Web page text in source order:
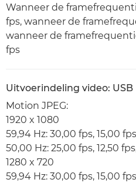
Wanneer de
fps, wanneer de
wanneer de
fps
Uitvoerindeling video: USB
Motion JPEG:
1920 x 1080
59,94 Hz: 30,00 fps, 15,00
50,00 Hz: 25,00 fps, 12,50
1280 x 720
59,94 Hz: 30,00 fps, 15,00